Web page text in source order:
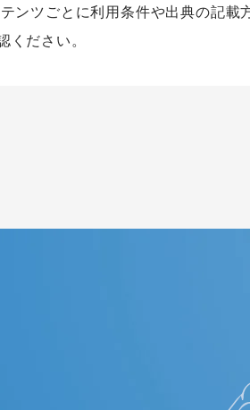
ンツごとに利用条件や出典の記載
ください。